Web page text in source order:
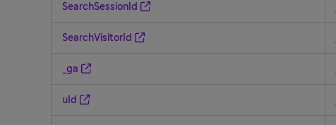
SearchSessionId
SearchVisitorId
_ga
uId